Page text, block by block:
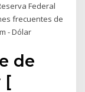
Federal
frecuentes de
- Dólar
de
[